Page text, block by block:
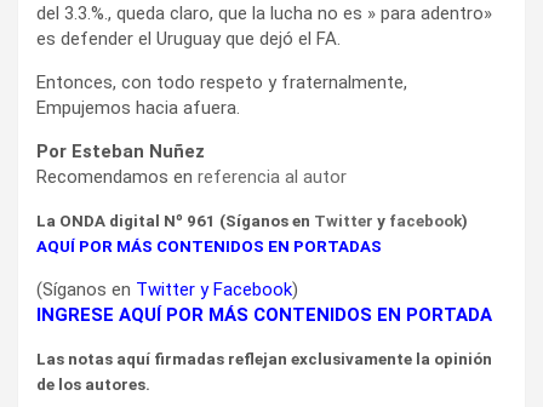
del 3.3.%., queda claro, que la lucha no es » para adentro»
es defender el Uruguay que dejó el FA.
Entonces, con todo respeto y fraternalmente,
Empujemos hacia afuera.
Por Esteban Nuñez
Recomendamos en referencia al autor
La ONDA digital Nº 961 (Síganos en Twitter y facebook)
AQUÍ POR MÁS CONTENIDOS EN PORTADAS
(Síganos en Twitter yFacebook)
INGRESE AQUÍ POR MÁS CONTENIDOS EN PORTADA
Las notas aquí firmadas reflejan exclusivamente la opinión
de los autores.